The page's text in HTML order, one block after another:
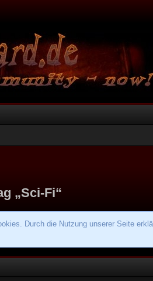
„Sci-Fi“
Durch die Nutzung unserer Seite